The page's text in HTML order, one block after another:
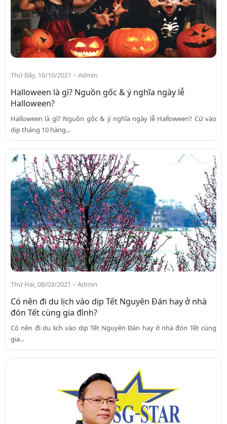
Thứ Bảy, 16/10/2021 - Admin
Halloween là gì? Nguồn gốc & ý nghĩa ngày lễ
Halloween?
Halloween là gì? Nguồn gốc & ý nghĩa ngày lễ Halloween? Cứ vào
dịp tháng 10 hàng...
Thứ Hai, 08/03/2021 - Admin
Có nên đi du lịch vào dịp Tết Nguyên Đán hay ở nhà
đón Tết cùng gia đình?
Có nên đi du lịch vào dịp Tết Nguyên Đán hay ở nhà đón Tết cùng
gia...